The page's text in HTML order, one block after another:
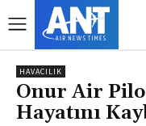
HAVACILIK
Onur Air
Hayatını